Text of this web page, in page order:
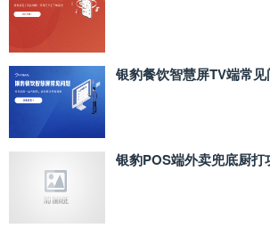
银豹餐饮智慧屏TV端常
银豹POS端外卖兜底厨打